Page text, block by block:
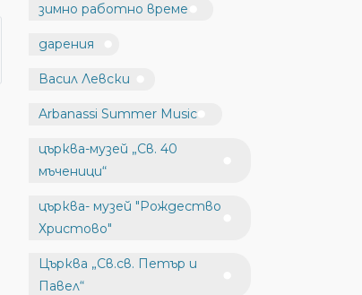
зимно работно време
дарения
Васил Левски
Arbanassi Summer Music
църква-музей „Св. 40
мъченици“
църква- музей "Рождество
Христово"
Църква „Св.св. Петър и
Павел“